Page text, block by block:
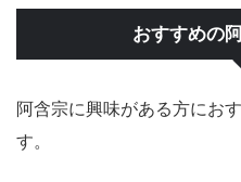
おすすめの
阿含宗に興味がある方にお
す。